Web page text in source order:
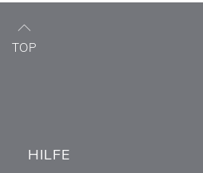
TOP
HILFE